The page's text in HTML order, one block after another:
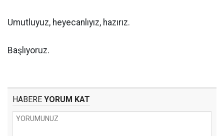
Umutluyuz, heyecanlıyız, hazırız.
Başlıyoruz.
HABERE YORUM KAT